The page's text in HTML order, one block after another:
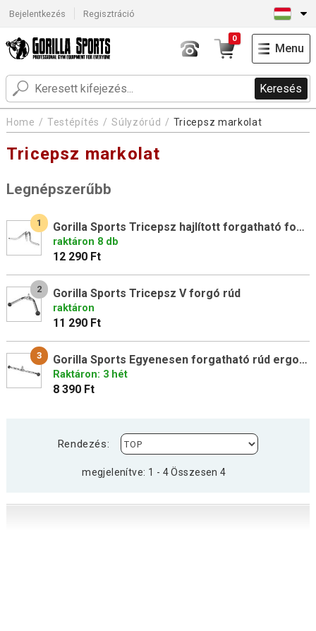
Bejelentkezés Regisztráció
Keresés
0
Menu
Home Testépítés Súlyzórúd Tricepsz markolat
Tricepsz markolat
Legnépszerűbb
1 Gorilla Sports Tricepsz hajlított forgatható fogantyú
raktáron 8 db
12 290 Ft
2 Gorilla Sports Tricepsz V forgó rúd
raktáron
11 290 Ft
3 Gorilla Sports Egyenesen forgatható rúd ergo fogantyúkkal
Raktáron: 3 hét
8 390 Ft
Rendezés:
megjelenítve: 1 - 4 Összesen 4